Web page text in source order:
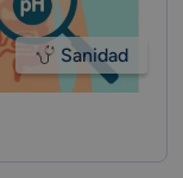
Sanidad